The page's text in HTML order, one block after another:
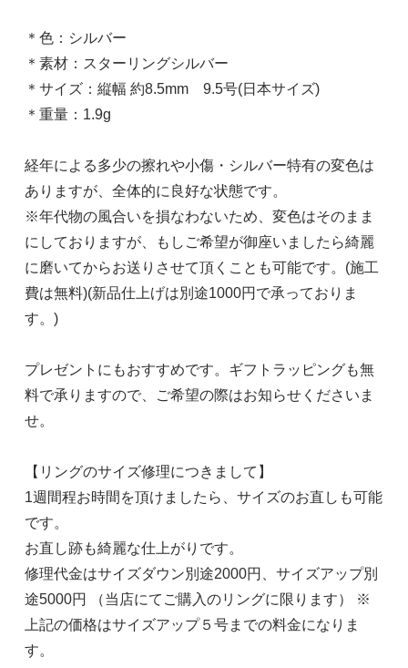
＊色：シルバー
＊素材：スターリングシルバー
＊サイズ：縦幅 約8.5mm 9.5号(日本サイズ)
＊重量：1.9g
経年による多少の擦れや小傷・シルバー特有の変色は
ありますが、全体的に良好な状態です。
※年代物の風合いを損なわないため、変色はそのまま
にしておりますが、もしご希望が御座いましたら綺麗
に磨いてからお送りさせて頂くことも可能です。(施工
費は無料)(新品仕上げは別途1000円で承っておりま
す。)
プレゼントにもおすすめです。ギフトラッピングも無
料で承りますので、ご希望の際はお知らせくださいま
せ。
【リングのサイズ修理につきまして】
1週間程お時間を頂けましたら、サイズのお直しも可能
です。
お直し跡も綺麗な仕上がりです。
修理代金はサイズダウン別途2000円、サイズアップ別
途5000円 （当店にてご購入のリングに限ります） ※
上記の価格はサイズアップ５号までの料金になりま
す。